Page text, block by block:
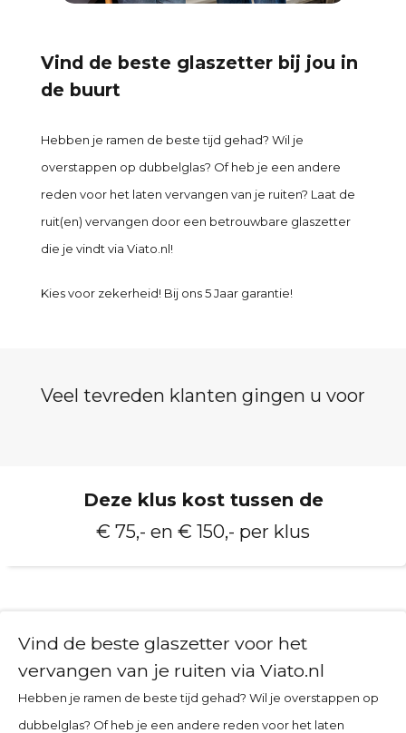
Vind de beste glaszetter bij jou in
de buurt
Hebben je ramen de beste tijd gehad? Wil je
overstappen op dubbelglas? Of heb je een andere
reden voor het laten vervangen van je ruiten? Laat de
ruit(en) vervangen door een betrouwbare glaszetter
die je vindt via Viato.nl!
Kies voor zekerheid! Bij ons 5 Jaar garantie!
Veel tevreden klanten gingen u voor
Deze klus kost tussen de
€ 75,- en € 150,- per klus
Vind de beste glaszetter voor het
vervangen van je ruiten via Viato.nl
Hebben je ramen de beste tijd gehad? Wil je overstappen op
dubbelglas? Of heb je een andere reden voor het laten